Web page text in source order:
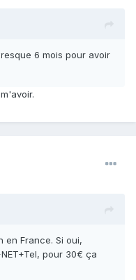
6 mois pour avoir
en France. Si oui,
pour 30€ ça